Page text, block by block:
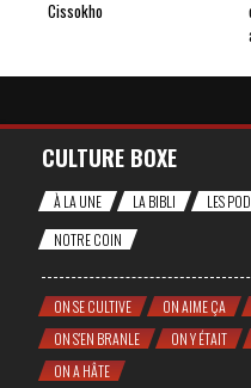
Cissokho
CULTURE BOXE
À LA UNE LA BIBLI
LES
NOTRE COIN
ON SE CULTIVE ON AIME ÇA
ON S'EN BRANLE
ON Y ÉTAIT
ON A HÂTE